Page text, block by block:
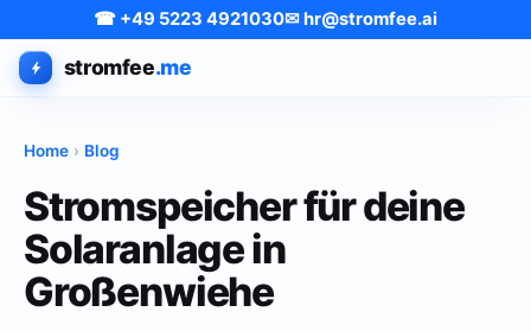
☎ +49 5223 4921030✉ hr@stromfee.ai
stromfee.me
Home › Blog
Stromspeicher für deine
Solaranlage in
Großenwiehe